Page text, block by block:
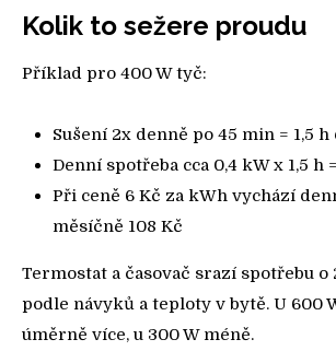
Kolik to sežere proudu
Příklad pro 400 W tyč:
Sušení 2x denně po 45 min = 1,5 h
Denní spotřeba cca 0,4 kW x 1,5 h
Při ceně 6 Kč za kWh vychází
měsíčně 108 Kč
Termostat a časovač srazí spotřebu
podle návyků a teploty v bytě. U 600
úměrně více, u 300 W méně.